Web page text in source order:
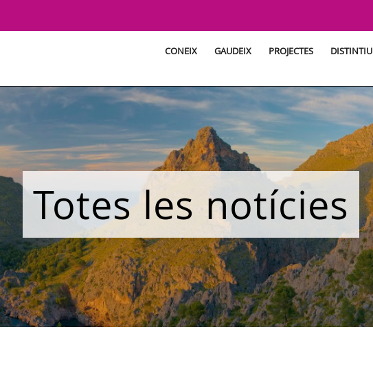
CONEIX GAUDEIX PROJECTES DISTINTIU
Totes les notícies